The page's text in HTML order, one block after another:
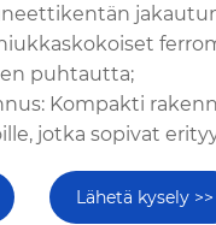
puhtautta;
Kompakti
jotka sopivat
Lähetä kysely >>